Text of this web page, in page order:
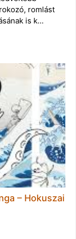
romlást
is k…
– Hokuszai